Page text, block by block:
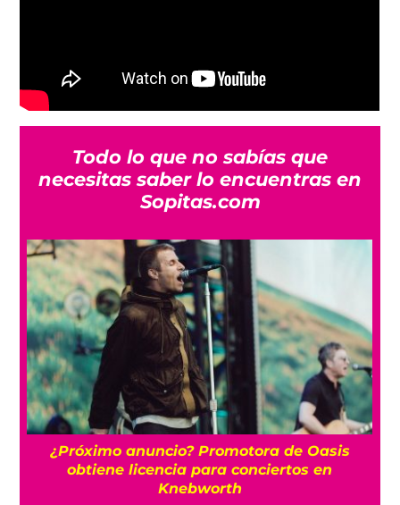
Todo lo que no sabías que
necesitas saber lo encuentras en
Sopitas.com
¿Próximo anuncio? Promotora de Oasis
obtiene licencia para conciertos en
Knebworth